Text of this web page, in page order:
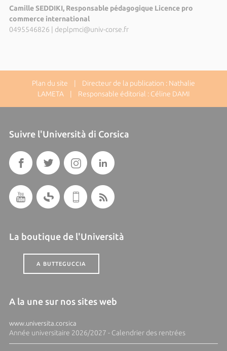
Camille SEDDIKI, Responsable pédagogique Licence pro
commerce international
0495546826 | deplpmci@univ-corse.fr
Plan du site | Directeur de la publication : Nathalie
LAMETA | Responsable éditorial : Céline DAMI
Suivre l'Università di Corsica
La boutique de l'Università
A BUTTEGUCCIA
A la une sur nos sites web
www.universita.corsica
Année universitaire 2026/2027 - Calendrier des rentrées